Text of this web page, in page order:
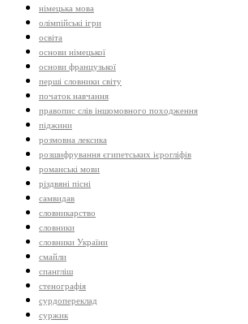
німецька мова
олімпійські ігри
освіта
основи німецької
основи французької
перші словники світу
початок навчання
правопис слів іншомовного походження
піджини
розмовна лексика
розшифрування єгипетських ієрогліфів
романські мови
різдвяні пісні
самвидав
словникарство
словники
словники України
смайли
спангліш
стенографія
сурдопереклад
суржик